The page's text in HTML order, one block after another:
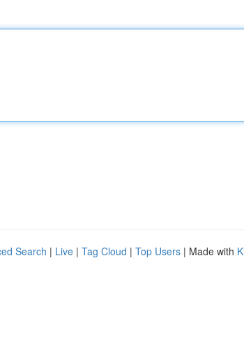
Search | Live | Tag Cloud | Top Users | Made with